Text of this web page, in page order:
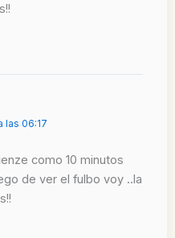
las 06:17
como 10 minutos
de ver el fulbo voy ..la